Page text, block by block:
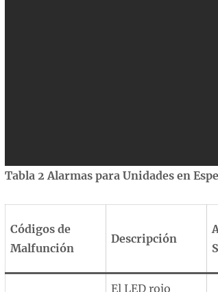
Tabla 2 Alarmas para Unidades en
Códigos de
Malfunción
Descripción
El LED rojo